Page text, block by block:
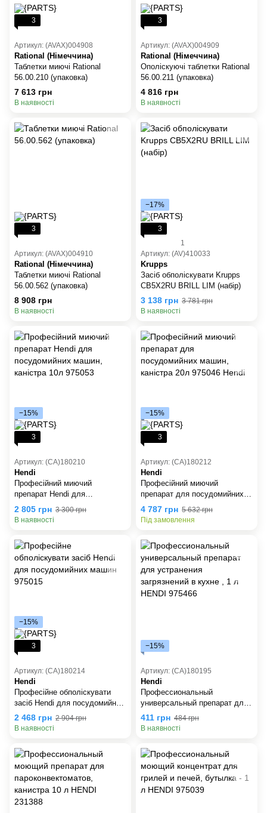
3
Артикул: (AVAX)004908
Rational (Німеччина)
Таблетки миючі Rational
56.00.210 (упаковка)
7 613 грн
В наявності
3
Артикул: (AVAX)004909
Rational (Німеччина)
Ополіскуючі таблетки Rational
56.00.211 (упаковка)
4 816 грн
В наявності
3
Артикул: (AVAX)004910
Rational (Німеччина)
Таблетки миючі Rational
56.00.562 (упаковка)
8 908 грн
В наявності
−17%
3
1
Артикул: (AV)410033
Krupps
Засіб обполіскувати Krupps
CB5X2RU BRILL LIM (набір)
3 138 грн 3 781 грн
В наявності
−15%
3
Артикул: (СА)180210
Hendi
Професійний миючий
препарат Hendi для
посудомийних машин,
каністра 10л 975053
2 805 грн 3 300 грн
В наявності
−15%
3
Артикул: (СА)180212
Hendi
Професійний миючий
препарат для посудомийних
машин, каністра 20л 975046
Hendi
4 787 грн 5 632 грн
Під замовлення
−15%
3
Артикул: (СА)180214
Hendi
Професійне обполіскувати
засіб Hendi для посудомийних
машин 975015
2 468 грн 2 904 грн
В наявності
−15%
Артикул: (СА)180195
Hendi
Профессиональный
универсальный препарат для
устранения загрязнений в
кухне , 1 л HENDI 975466
411 грн 484 грн
В наявності